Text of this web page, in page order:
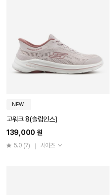
NEW
고워크 8(슬립인스)
139,000 원
5.0 (7) 사이즈